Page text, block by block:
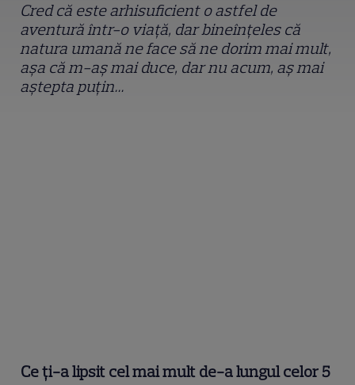
Cred că este arhisuficient o astfel de
aventură într-o viață, dar bineînțeles că
natura umană ne face să ne dorim mai mult,
așa că m-aș mai duce, dar nu acum, aș mai
aștepta puțin…
Ce ți-a lipsit cel mai mult de-a lungul celor 5